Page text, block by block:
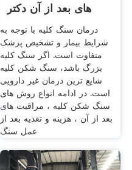
های بعد از آن دکتر
درمان سنگ کلیه با توجه به
شرایط بیمار و تشخیص پزشک
متفاوت است. اگر سنگ کلیه
بزرگ باشد، سنگ شکن کلیه
شایع ترین درمان غیر دارویی
است. در ادامه انواع روش های
سنگ شکن کلیه ، مراقبت های
بعد از آن ، هزینه و تغذیه بعد از
عمل سنگ